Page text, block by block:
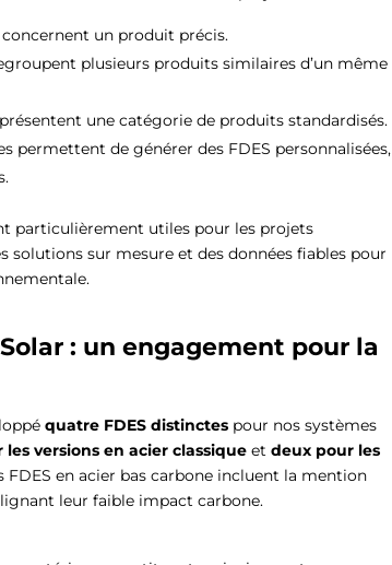
concernent un produit précis.
plusieurs produits similaires d’un même
une catégorie de produits standardisés.
permettent de générer des FDES personnalisées,
particulièrement utiles pour les projets
solutions sur mesure et des données fiables pour
: un engagement pour la
quatre FDES distinctes pour nos systèmes
les versions en acier classique etdeux pour les
FDES en acier bas carbone incluent la mention
leur faible impact carbone.